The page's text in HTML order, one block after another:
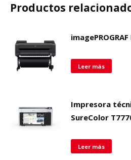
Productos
Leer más
Impresora
SureColor
Leer más